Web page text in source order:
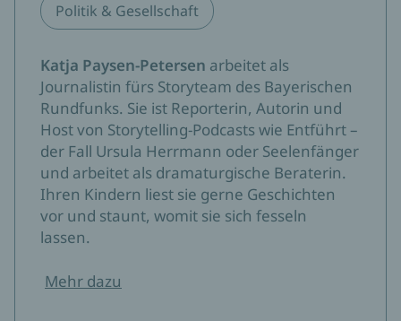
Politik & Gesellschaft
Katja Paysen-Petersen arbeitet als
Journalistin fürs Storyteam des Bayerischen
Rundfunks. Sie ist Reporterin, Autorin und
Host von Storytelling-Podcasts wie Entführt –
der Fall Ursula Herrmann oder Seelenfänger
und arbeitet als dramaturgische Beraterin.
Ihren Kindern liest sie gerne Geschichten
vor und staunt, womit sie sich fesseln
lassen.
Mehr dazu